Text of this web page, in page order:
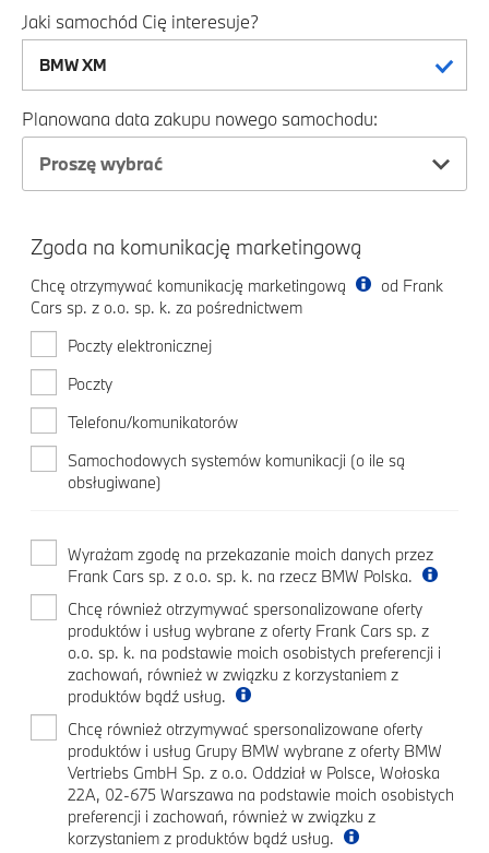
Jaki samochód Cię interesuje?
Planowana data zakupu nowego samochodu:
Proszę wybrać
Zgoda na komunikację marketingową
Chcę otrzymywać komunikację marketingową
od Frank
Cars sp. z o.o. sp. k. za pośrednictwem
Poczty elektronicznej
Poczty
Telefonu/komunikatorów
Samochodowych systemów komunikacji (o ile są
obsługiwane)
Wyrażam zgodę na przekazanie moich danych przez
Frank Cars sp. z o.o. sp. k. na rzecz BMW Polska.
Chcę również otrzymywać spersonalizowane oferty
produktów i usług wybrane z oferty Frank Cars sp. z
o.o. sp. k. na podstawie moich osobistych preferencji i
zachowań, również w związku z korzystaniem z
produktów bądź usług.
Chcę również otrzymywać spersonalizowane oferty
produktów i usług Grupy BMW wybrane z oferty BMW
Vertriebs GmbH Sp. z o.o. Oddział w Polsce, Wołoska
22A, 02-675 Warszawa na podstawie moich osobistych
preferencji i zachowań, również w związku z
korzystaniem z produktów bądź usług.